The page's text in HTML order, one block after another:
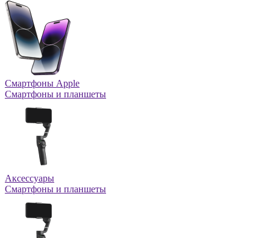
Смартфоны Apple
Смартфоны и планшеты
Аксессуары
Смартфоны и планшеты